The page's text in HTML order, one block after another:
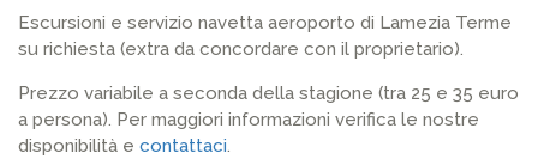
Escursioni e servizio navetta aeroporto di Lamezia Terme
su richiesta (extra da concordare con il proprietario).
Prezzo variabile a seconda della stagione (tra 25 e 35 euro
a persona). Per maggiori informazioni verifica le nostre
disponibilità e contattaci.